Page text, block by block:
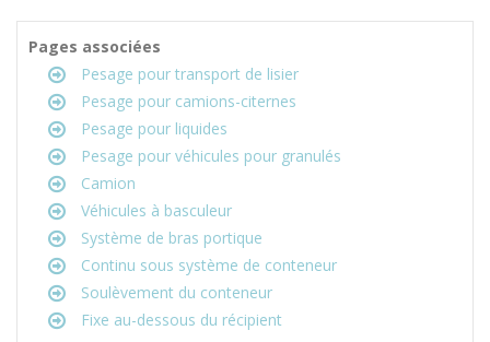
Pages associées
Pesage pour transport de lisier
Pesage pour camions-citernes
Pesage pour liquides
Pesage pour véhicules pour granulés
Camion
Véhicules à basculeur
Système de bras portique
Continu sous système de conteneur
Soulèvement du conteneur
Fixe au-dessous du récipient